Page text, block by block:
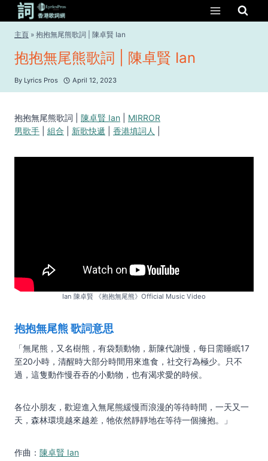
content
主頁 » 抱抱無尾熊歌詞 | 陳卓賢 Ian
抱抱無尾熊歌詞 | 陳卓賢 Ian
By Lyrics Pros April 12, 2023
抱抱無尾熊歌詞 | 陳卓賢 Ian
MIRROR
男歌手
組合 新歌快遞 香港填詞人
Ian 陳卓賢 《抱抱無尾熊》Official Music Video
抱抱無尾熊 歌詞意思
「無尾熊，又名樹熊，有袋類動物，新陳代謝慢，每日需睡眠17
至20小時，清醒時大部分時間用來進食，社交行為極少。只不
過，這隻動作慢吞吞的小動物，也有渴求愛的時候。
各位小朋友，歡迎進入無尾熊緩慢而浪漫的等待時間，一天又一
天，森林環境越來越差，牠依然靜靜地在等待一個擁抱。」
作曲： 陳卓賢 Ian